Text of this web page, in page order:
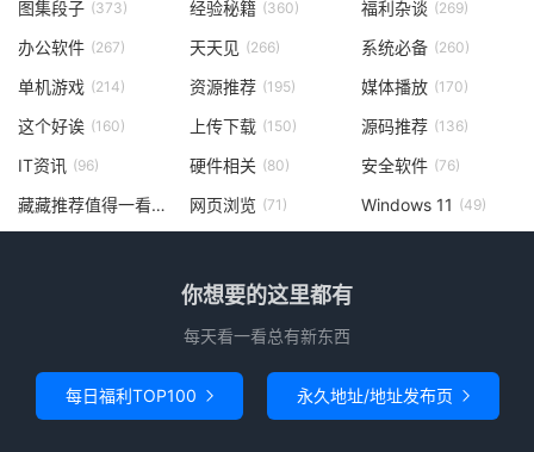
图集段子 (373) 经验秘籍 (360) 福利杂谈 (269)
办公软件 (267) 天天见 (266) 系统必备 (260)
单机游戏 (214) 资源推荐 (195) 媒体播放 (170)
这个好诶 (160) 上传下载 (150) 源码推荐 (136)
IT资讯 (96) 硬件相关 (80) 安全软件 (76)
藏藏推荐值得一看 网页浏览 (71) Windows 11 (49)
你想要的这里都有
每天看一看总有新东西
每日福利TOP100  永久地址/地址发布页 